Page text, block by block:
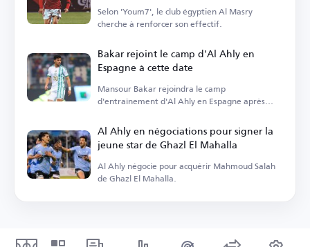
Selon 'Youm7', le club égyptien Al Masry
cherche à renforcer son effectif.
Bakar rejoint le camp d'Al Ahly en
Espagne à cette date
Mansour Bakar rejoindra le camp
d'entraînement d'Al Ahly en Espagne après
Al Ahly en négociations pour signer la
jeune star de Ghazl El Mahalla
Al Ahly négocie pour acquérir Mahmoud Salah
de Ghazl El Mahalla.